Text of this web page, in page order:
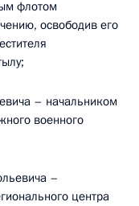
флотом
освободив его
– начальником
военного
–
центра